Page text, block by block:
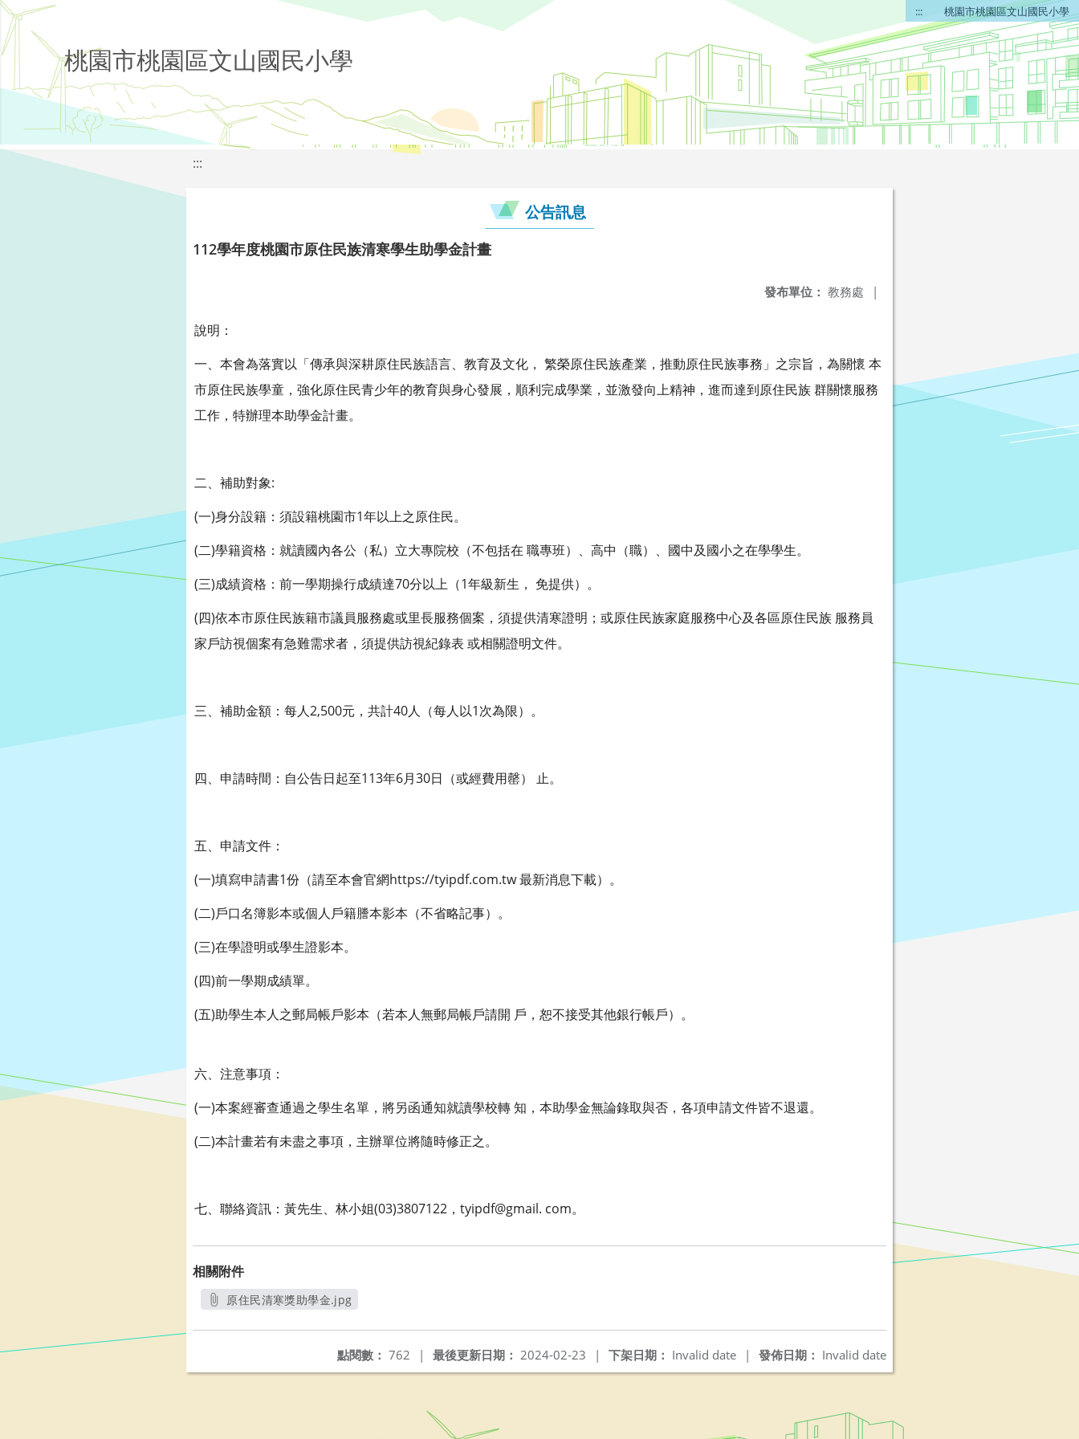
::: 桃園市桃園區文山國民小學
桃園市桃園區文山國民小學
:::
公告訊息
112學年度桃園市原住民族清寒學生助學金計畫
發布單位： 教務處 |
說明：
一、本會為落實以「傳承與深耕原住民族語言、教育及文化， 繁榮原住民族產業，推動原住民族事務」之宗旨，為關懷 本
市原住民族學童，強化原住民青少年的教育與身心發展，順利完成學業，並激發向上精神，進而達到原住民族 群關懷服務
工作，特辦理本助學金計畫。
二、補助對象:
(一)身分設籍：須設籍桃園市1年以上之原住民。
(二)學籍資格：就讀國內各公（私）立大專院校（不包括在 職專班）、高中（職）、國中及國小之在學學生。
(三)成績資格：前一學期操行成績達70分以上（1年級新生， 免提供）。
(四)依本市原住民族籍市議員服務處或里長服務個案，須提供清寒證明；或原住民族家庭服務中心及各區原住民族 服務員
家戶訪視個案有急難需求者，須提供訪視紀錄表 或相關證明文件。
三、補助金額：每人2,500元，共計40人（每人以1次為限）。
四、申請時間：自公告日起至113年6月30日（或經費用罄） 止。
五、申請文件：
(一)填寫申請書1份（請至本會官網https://tyipdf.com.tw 最新消息下載）。
(二)戶口名簿影本或個人戶籍謄本影本（不省略記事）。
(三)在學證明或學生證影本。
(四)前一學期成績單。
(五)助學生本人之郵局帳戶影本（若本人無郵局帳戶請開 戶，恕不接受其他銀行帳戶）。
六、注意事項：
(一)本案經審查通過之學生名單，將另函通知就讀學校轉 知，本助學金無論錄取與否，各項申請文件皆不退還。
(二)本計畫若有未盡之事項，主辦單位將隨時修正之。
七、聯絡資訊：黃先生、林小姐(03)3807122，tyipdf@gmail. com。
相關附件
原住民清寒獎助學金.jpg
發佈日期： Invalid date
下架日期： Invalid date |
最後更新日期： 2024-02-23 |
點閱數： 762 |